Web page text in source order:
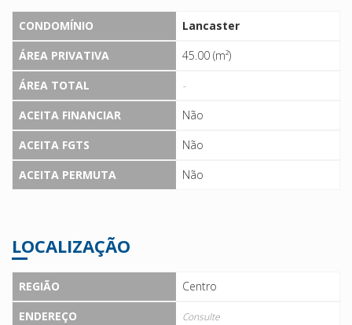
CONDOMÍNIO
Lancaster
ÁREA PRIVATIVA
45.00 (m²)
ÁREA TOTAL
-
ACEITA FINANCIAR
Não
ACEITA FGTS
Não
ACEITA PERMUTA
Não
LOCALIZAÇÃO
REGIÃO
Centro
ENDEREÇO
Consulte